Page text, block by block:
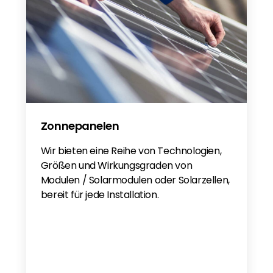
Zonnepanelen
Wir bieten eine Reihe von Technologien,
Größen und Wirkungsgraden von
Modulen / Solarmodulen oder Solarzellen,
bereit für jede Installation.